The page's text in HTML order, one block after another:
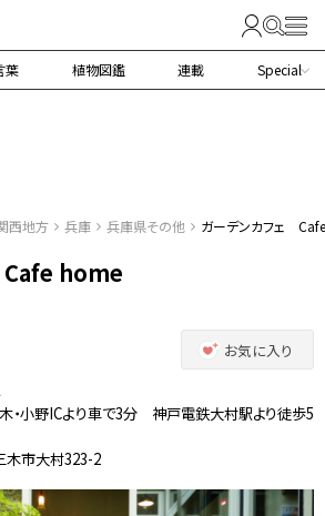
葉 植物図鑑 連載 Special
西地方 兵庫 兵庫県その他 ガーデンカフェ
Cafe home
お気に入り
・小野ICより車で3分 神戸電鉄大村駅より徒歩5
木市大村323-2